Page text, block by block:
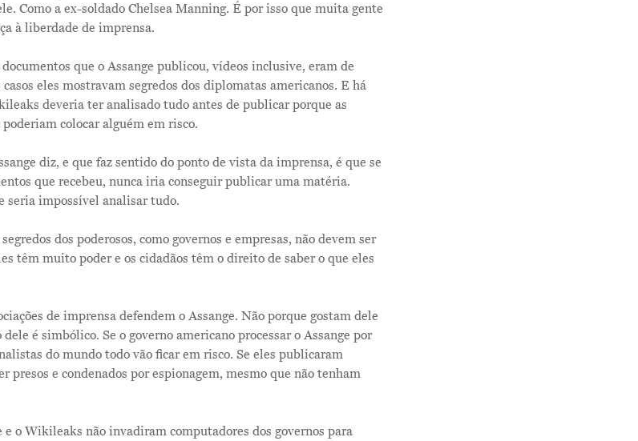
Como a ex-soldado Chelsea Manning. É por isso que muita gente
à liberdade de imprensa.
que o Assange publicou, vídeos inclusive, eram de
eles mostravam segredos dos diplomatas americanos. E há
deveria ter analisado tudo antes de publicar porque as
colocar alguém em risco.
diz, e que faz sentido do ponto de vista da imprensa, é que se
que recebeu, nunca iria conseguir publicar uma matéria.
seria impossível analisar tudo.
dos poderosos, como governos e empresas, não devem ser
têm muito poder e os cidadãos têm o direito de saber o que eles
de imprensa defendem o Assange. Não porque gostam dele
é simbólico. Se o governo americano processar o Assange por
do mundo todo vão ficar em risco. Se eles publicaram
presos e condenados por espionagem, mesmo que não tenham
e o Wikileaks não invadiram computadores dos governos para